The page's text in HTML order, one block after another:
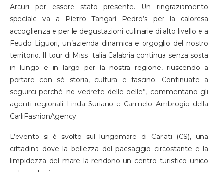
Arcuri per essere stato presente. Un ringraziamento
speciale va a Pietro Tangari Pedro’s per la calorosa
accoglienza e per le degustazioni culinarie di alto livello e a
Feudo Liguori, un’azienda dinamica e orgoglio del nostro
territorio. Il tour di Miss Italia Calabria continua senza sosta
in lungo e in largo per la nostra regione, riuscendo a
portare con sé storia, cultura e fascino. Continuate a
seguirci perché ne vedrete delle belle”, commentano gli
agenti regionali Linda Suriano e Carmelo Ambrogio della
CarliFashionAgency.
L’evento si è svolto sul lungomare di Cariati (CS), una
cittadina dove la bellezza del paesaggio circostante e la
limpidezza del mare la rendono un centro turistico unico